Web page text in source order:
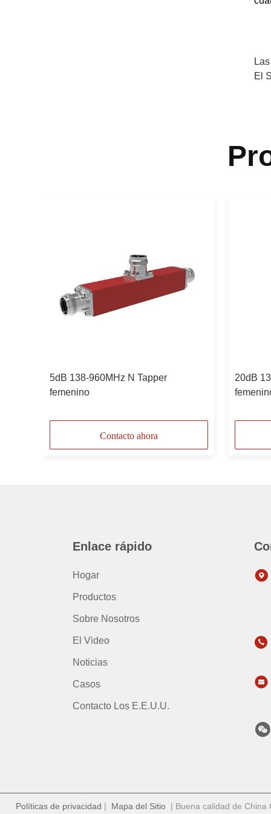
El
5dB 138-960MHz N Tapper
femenino
Contacto ahora
20dB
Enlace rápido
Hogar
Productos
Sobre Nosotros
El Video
Noticias
Casos
Contacto Los E.E.U.U.
Políticas de privacidad | Mapa del Sitio | Buena calidad de China